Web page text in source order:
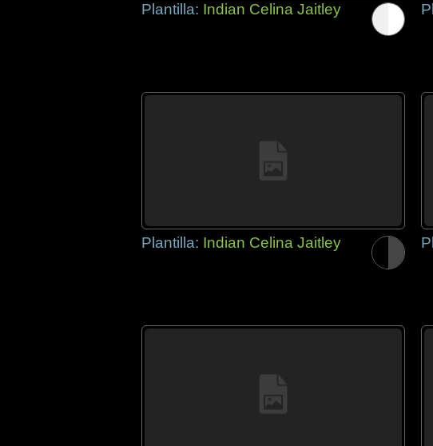
Plantilla: Indian Celina Jaitley
Plantilla: Indian Celina Jaitley